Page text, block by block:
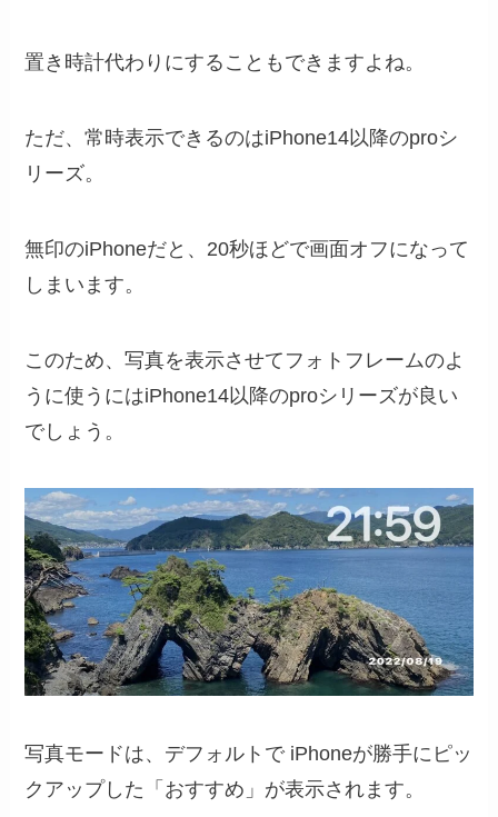
置き時計代わりにすることもできますよね。
ただ、常時表示できるのはiPhone14以降のproシ
リーズ。
無印のiPhoneだと、20秒ほどで画面オフになって
しまいます。
このため、写真を表示させてフォトフレームのよ
うに使うにはiPhone14以降のproシリーズが良い
でしょう。
写真モードは、デフォルトで iPhoneが勝手にピッ
クアップした「おすすめ」が表示されます。